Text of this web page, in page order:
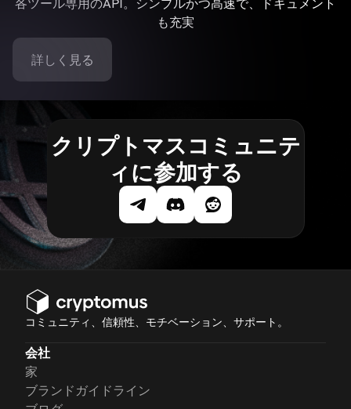
各ツール専用のAPI。シンプルかつ高速で、ドキュメント
も充実
詳しく見る
クリプトマスコミュニテ
ィに参加する
コミュニティ、信頼性、モチベーション、サポート。
会社
家
ブランドガイドライン